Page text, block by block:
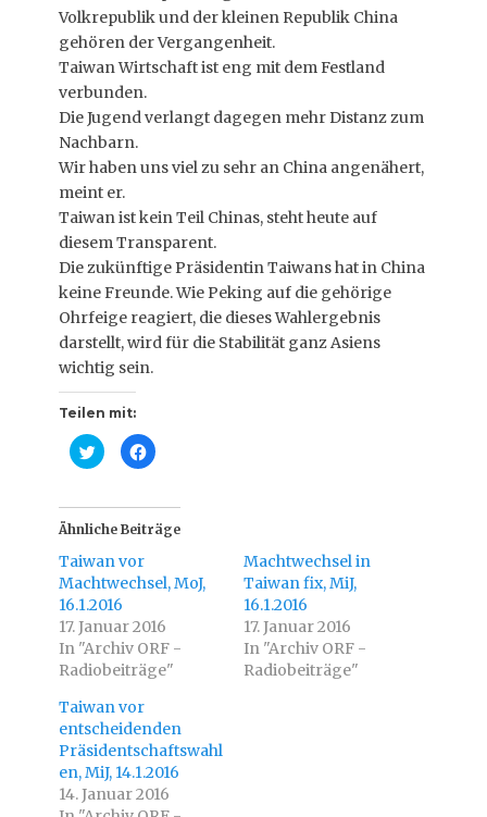
Volkrepublik und der kleinen Republik China
gehören der Vergangenheit.
Taiwan Wirtschaft ist eng mit dem Festland
verbunden.
Die Jugend verlangt dagegen mehr Distanz zum
Nachbarn.
Wir haben uns viel zu sehr an China angenähert,
meint er.
Taiwan ist kein Teil Chinas, steht heute auf
diesem Transparent.
Die zukünftige Präsidentin Taiwans hat in China
keine Freunde. Wie Peking auf die gehörige
Ohrfeige reagiert, die dieses Wahlergebnis
darstellt, wird für die Stabilität ganz Asiens
wichtig sein.
Teilen mit:
K
l
,
u
m
b
e
r
T
i
t
t
e
u
t
e
i
l
e
n
(
W
K
l
,
u
m
f
F
c
e
b
o
o
k
t
e
i
l
e
n
(
W
Ähnliche Beiträge
Taiwan vor
Machtwechsel, MoJ,
16.1.2016
17. Januar 2016
In "Archiv ORF -
Radiobeiträge"
Machtwechsel in
Taiwan fix, MiJ,
16.1.2016
17. Januar 2016
In "Archiv ORF -
Radiobeiträge"
Taiwan vor
entscheidenden
Präsidentschaftswahl
en, MiJ, 14.1.2016
14. Januar 2016